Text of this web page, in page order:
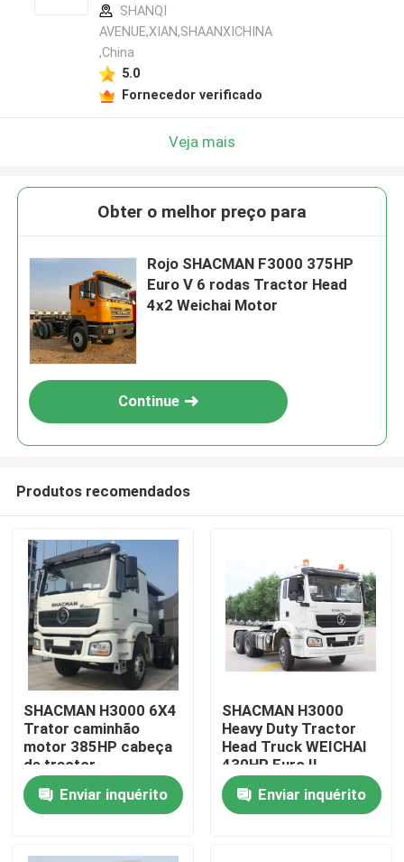
Para casa
Produtos
SHANQI
AVENUE,XIAN,SHAANXICHINA
,China
5.0
Fornecedor verificado
Veja mais
Obter o melhor preço para
Rojo SHACMAN F3000 375HP
Euro V 6 rodas Tractor Head
4x2 Weichai Motor
Continue
Produtos recomendados
SHACMAN H3000 6X4
Trator caminhão
motor 385HP cabeça
de tractor
Enviar inquérito
SHACMAN H3000
Heavy Duty Tractor
Head Truck WEICHAI
430HP Euro II
Enviar inquérito